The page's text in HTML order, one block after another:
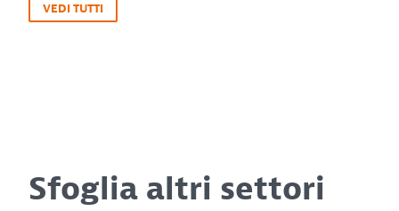
VEDI TUTTI
Sfoglia altri settori